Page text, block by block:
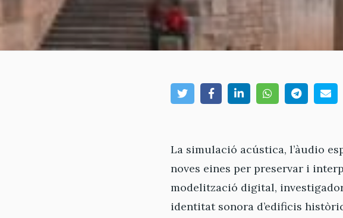
La simulació acústica, l’àudio
noves eines per preservar i
modelització digital,
identitat sonora d’edificis